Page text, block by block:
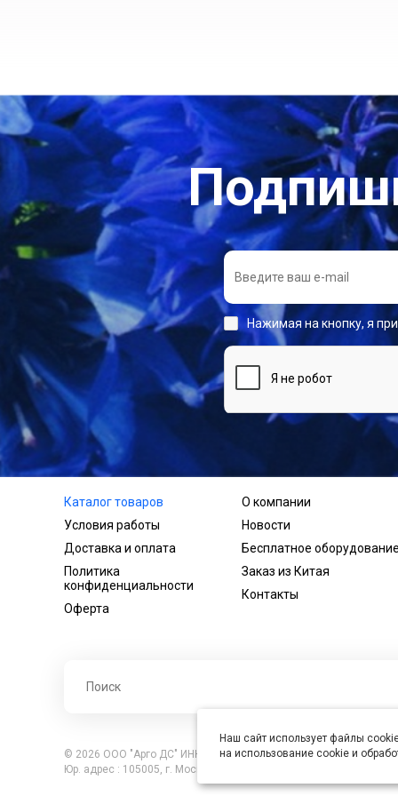
Нажимая на кнопку, я
Каталог товаров
Условия работы
Доставка и оплата
Политика
конфиденциальности
Оферта
О компании
Новости
Бесплатное
Заказ из Китая
Контакты
© 2026 ООО "Арго ДС" ИНН 7701121430 ОГРН 1027739360417,
Юр. адрес : 105005, г. Москва, ул. Бауманская, д.20, стр. 3
Наш сайт использует файлы
на использование cookie и